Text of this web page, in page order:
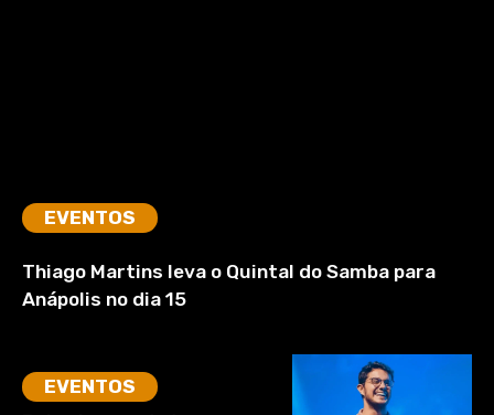
EVENTOS
Thiago Martins leva o Quintal do Samba para
Anápolis no dia 15
EVENTOS